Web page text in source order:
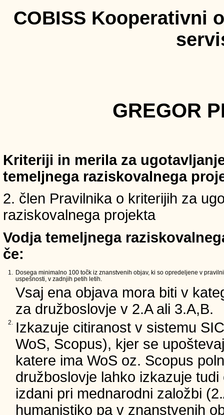
COBISS Kooperativni
GREGOR
Kriteriji in merila za
temeljnega raziskovalnega
2. člen Pravilnika o kriterijih za
raziskovalnega projekta
Vodja temeljnega
če:
1. Dosega minimalno 100 točk iz znanstvenih objav, ki so opredeljene v
uspešnosti, v zadnjih petih letih.
Vsaj ena objava mora biti v
za družboslovje v 2.A ali 3.A,B.
2. Izkazuje citiranost v sistemu
WoS, Scopus), kjer se
katere ima WoS oz. Scopus
družboslovje lahko izkazuje
izdani pri mednarodni založbi
humanistiko pa v znanstvenih